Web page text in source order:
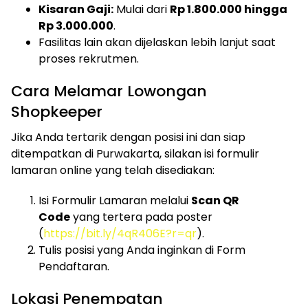
Kisaran Gaji: Mulai dari Rp 1.800.000 hingga
Rp 3.000.000.
Fasilitas lain akan dijelaskan lebih lanjut saat
proses rekrutmen.
Cara Melamar Lowongan
Shopkeeper
Jika Anda tertarik dengan posisi ini dan siap
ditempatkan di Purwakarta, silakan isi formulir
lamaran online yang telah disediakan:
Isi Formulir Lamaran melalui Scan QR
Codeyang tertera pada poster
(https://bit.ly/4qR406E?r=qr).
Tulis posisi yang Anda inginkan di Form
Pendaftaran.
Lokasi Penempatan